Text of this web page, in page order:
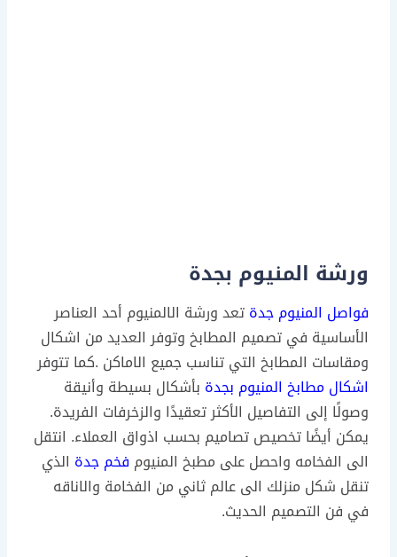
ورشة المنيوم بجدة
فواصل المنيوم جدةتعد ورشة الالمنيوم أحد العناصر
الأساسية في تصميم المطابخ وتوفر العديد من اشكال
ومقاسات المطابخ التي تناسب جميع الاماكن .كما تتوفر
اشكال مطابخ المنيوم بجدة بأشكال بسيطة وأنيقة
وصولًا إلى التفاصيل الأكثر تعقيدًا والزخرفات الفريدة.
يمكن أيضًا تخصيص تصاميم بحسب اذواق العملاء. انتقل
الى الفخامه واحصل على مطبخ المنيوم فخم جدة الذي
تنقل شكل منزلك الى عالم ثاني من الفخامة والاناقه
في فن التصميم الحديث.